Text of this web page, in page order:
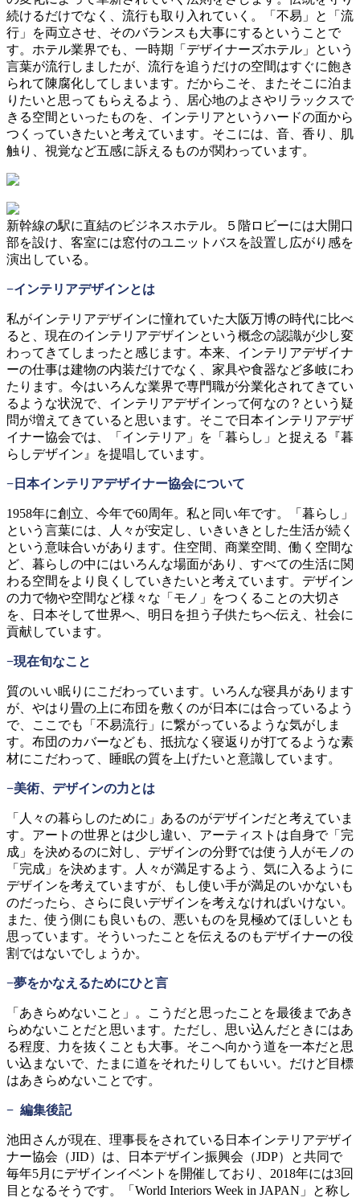
続けるだけでなく、流行も取り入れていく。「不易」と「流
行」を両立させ、そのバランスも大事にするということで
す。ホテル業界でも、一時期「デザイナーズホテル」という
言葉が流行しましたが、流行を追うだけの空間はすぐに飽き
られて陳腐化してしまいます。だからこそ、またそこに泊ま
りたいと思ってもらえるよう、居心地のよさやリラックスで
きる空間といったものを、インテリアというハードの面から
つくっていきたいと考えています。そこには、音、香り、肌
触り、視覚など五感に訴えるものが関わっています。
新幹線の駅に直結のビジネスホテル。５階ロビーには大開口
部を設け、客室には窓付のユニットバスを設置し広がり感を
演出している。
−インテリアデザインとは
私がインテリアデザインに憧れていた大阪万博の時代に比べ
ると、現在のインテリアデザインという概念の認識が少し変
わってきてしまったと感じます。本来、インテリアデザイナ
ーの仕事は建物の内装だけでなく、家具や食器など多岐にわ
たります。今はいろんな業界で専門職が分業化されてきてい
るような状況で、インテリアデザインって何なの？という疑
問が増えてきていると思います。そこで日本インテリアデザ
イナー協会では、「インテリア」を「暮らし」と捉える『暮
らしデザイン』を提唱しています。
−日本インテリアデザイナー協会について
1958年に創立、今年で60周年。私と同い年です。「暮らし」
という言葉には、人々が安定し、いきいきとした生活が続く
という意味合いがあります。住空間、商業空間、働く空間な
ど、暮らしの中にはいろんな場面があり、すべての生活に関
わる空間をより良くしていきたいと考えています。デザイン
の力で物や空間など様々な「モノ」をつくることの大切さ
を、日本そして世界へ、明日を担う子供たちへ伝え、社会に
貢献しています。
−現在旬なこと
質のいい眠りにこだわっています。いろんな寝具があります
が、やはり畳の上に布団を敷くのが日本には合っているよう
で、ここでも「不易流行」に繋がっているような気がしま
す。布団のカバーなども、抵抗なく寝返りが打てるような素
材にこだわって、睡眠の質を上げたいと意識しています。
−美術、デザインの力とは
「人々の暮らしのために」あるのがデザインだと考えていま
す。アートの世界とは少し違い、アーティストは自身で「完
成」を決めるのに対し、デザインの分野では使う人がモノの
「完成」を決めます。人々が満足するよう、気に入るように
デザインを考えていますが、もし使い手が満足のいかないも
のだったら、さらに良いデザインを考えなければいけない。
また、使う側にも良いもの、悪いものを見極めてほしいとも
思っています。そういったことを伝えるのもデザイナーの役
割ではないでしょうか。
−夢をかなえるためにひと言
「あきらめないこと」。こうだと思ったことを最後まであき
らめないことだと思います。ただし、思い込んだときにはあ
る程度、力を抜くことも大事。そこへ向かう道を一本だと思
い込まないで、たまに道をそれたりしてもいい。だけど目標
はあきらめないことです。
− 編集後記
池田さんが現在、理事長をされている日本インテリアデザイ
ナー協会（JID）は、日本デザイン振興会（JDP）と共同で
毎年5月にデザインイベントを開催しており、2018年には3回
目となるそうです。「World Interiors Week in JAPAN」と称し